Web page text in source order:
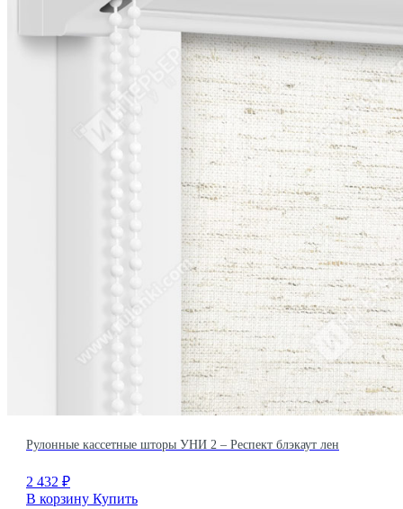
Рулонные кассетные шторы УНИ 2 – Респект блэкаут лен
2 432 ₽
В корзину Купить